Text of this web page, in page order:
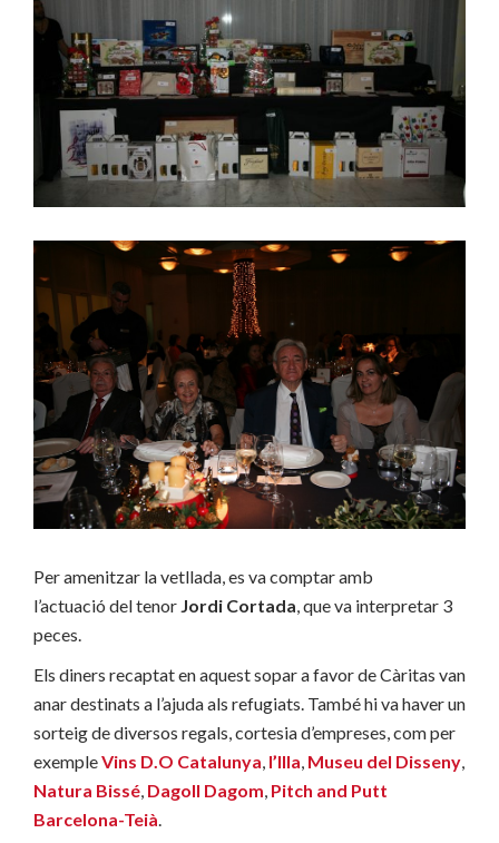
Per amenitzar la vetllada, es va comptar amb
l’actuació del tenor Jordi Cortada, que va interpretar 3
peces.
Els diners recaptat en aquest sopar a favor de Càritas van
anar destinats a l’ajuda als refugiats. També hi va haver un
sorteig de diversos regals, cortesia d’empreses, com per
exempleVins D.O Catalunya, l’Illa, Museu del Disseny,
Natura Bissé, Dagoll Dagom, Pitch and Putt
Barcelona-Teià.